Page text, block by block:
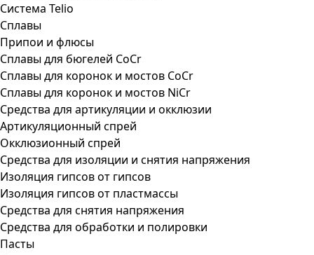
Система Telio
Сплавы
Припои и флюсы
Сплавы для бюгелей CoCr
Сплавы для коронок и мостов CoCr
Сплавы для коронок и мостов NiCr
Средства для артикуляции и окклюзии
Артикуляционный спрей
Окклюзионный спрей
Средства для изоляции и снятия напряжения
Изоляция гипсов от гипсов
Изоляция гипсов от пластмассы
Средства для снятия напряжения
Средства для обработки и полировки
Пасты